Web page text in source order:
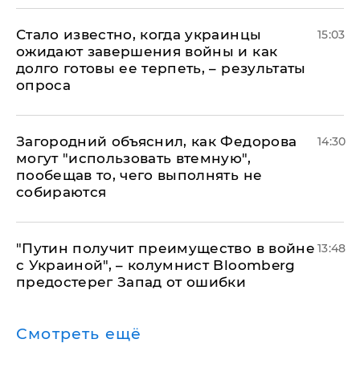
Стало известно, когда украинцы
ожидают завершения войны и как
долго готовы ее терпеть, – результаты
опроса
15:03
Загородний объяснил, как Федорова
могут "использовать втемную",
пообещав то, чего выполнять не
собираются
14:30
"Путин получит преимущество в войне
с Украиной", – колумнист Bloomberg
предостерег Запад от ошибки
13:48
Смотреть ещё